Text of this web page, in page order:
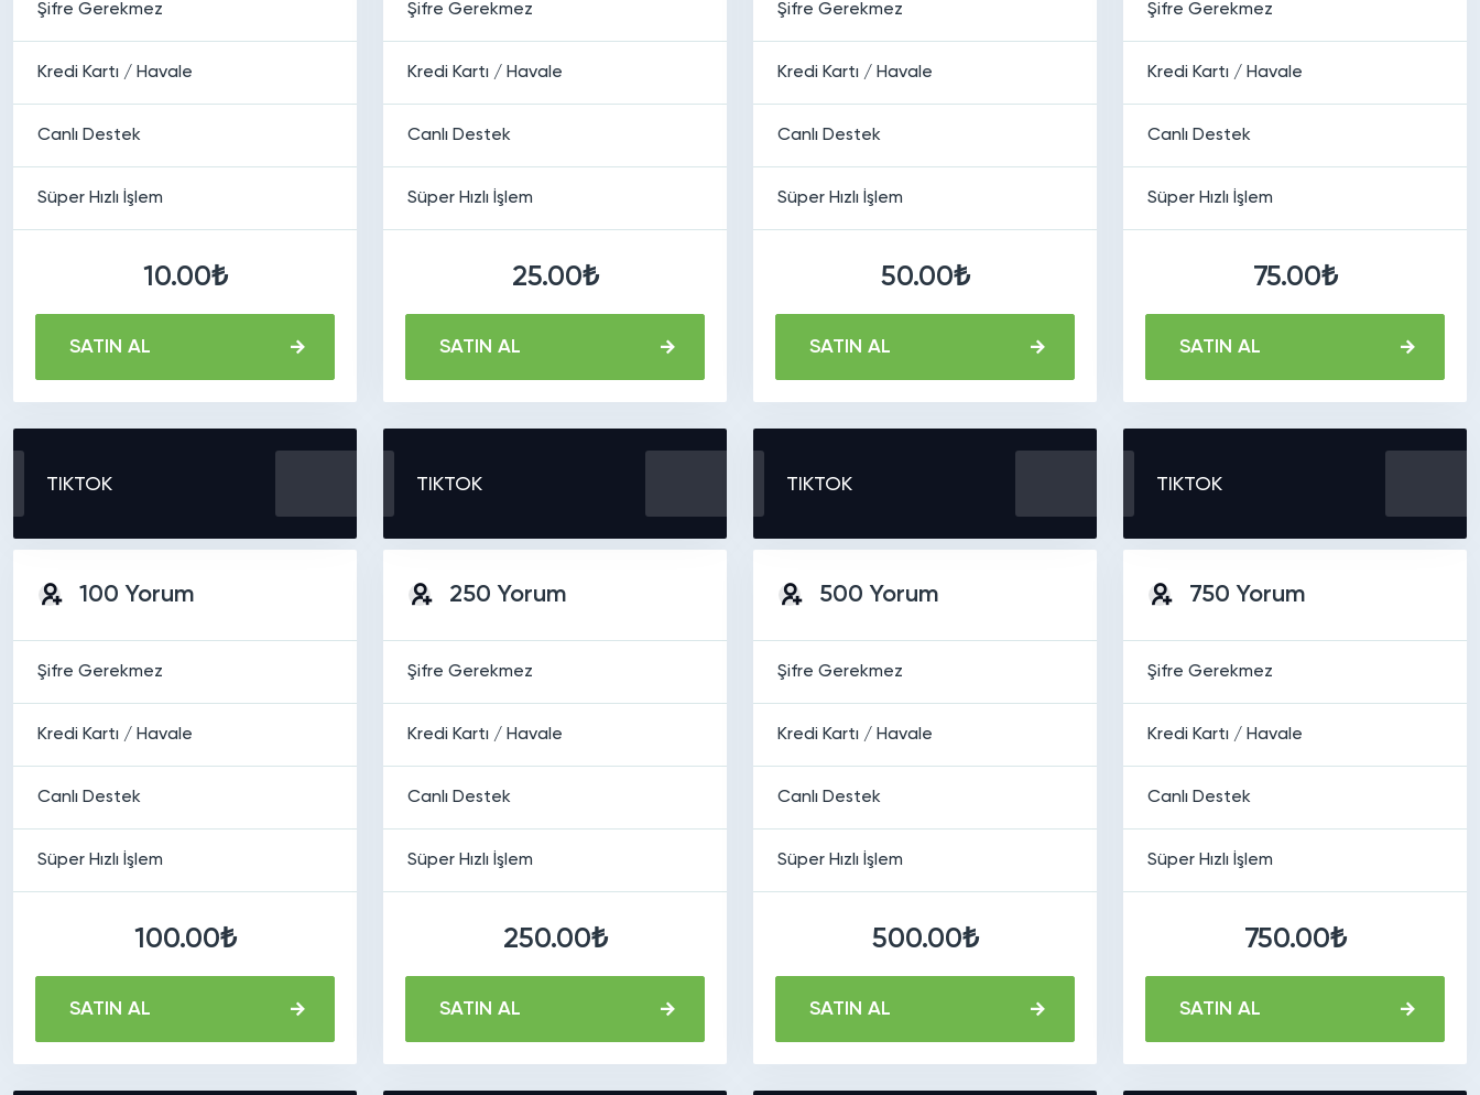
Şifre Gerekmez
Kredi Kartı / Havale
Canlı Destek
Süper Hızlı İşlem
10.00₺
SATIN AL
Şifre Gerekmez
Kredi Kartı / Havale
Canlı Destek
Süper Hızlı İşlem
25.00₺
SATIN AL
Şifre Gerekmez
Kredi Kartı / Havale
Canlı Destek
Süper Hızlı İşlem
50.00₺
SATIN AL
Şifre Gerekmez
Kredi Kartı / Havale
Canlı Destek
Süper Hızlı İşlem
75.00₺
SATIN AL
TIKTOK
100 Yorum
Şifre Gerekmez
Kredi Kartı / Havale
Canlı Destek
Süper Hızlı İşlem
100.00₺
SATIN AL
TIKTOK
250 Yorum
Şifre Gerekmez
Kredi Kartı / Havale
Canlı Destek
Süper Hızlı İşlem
250.00₺
SATIN AL
TIKTOK
500 Yorum
Şifre Gerekmez
Kredi Kartı / Havale
Canlı Destek
Süper Hızlı İşlem
500.00₺
SATIN AL
TIKTOK
750 Yorum
Şifre Gerekmez
Kredi Kartı / Havale
Canlı Destek
Süper Hızlı İşlem
750.00₺
SATIN AL